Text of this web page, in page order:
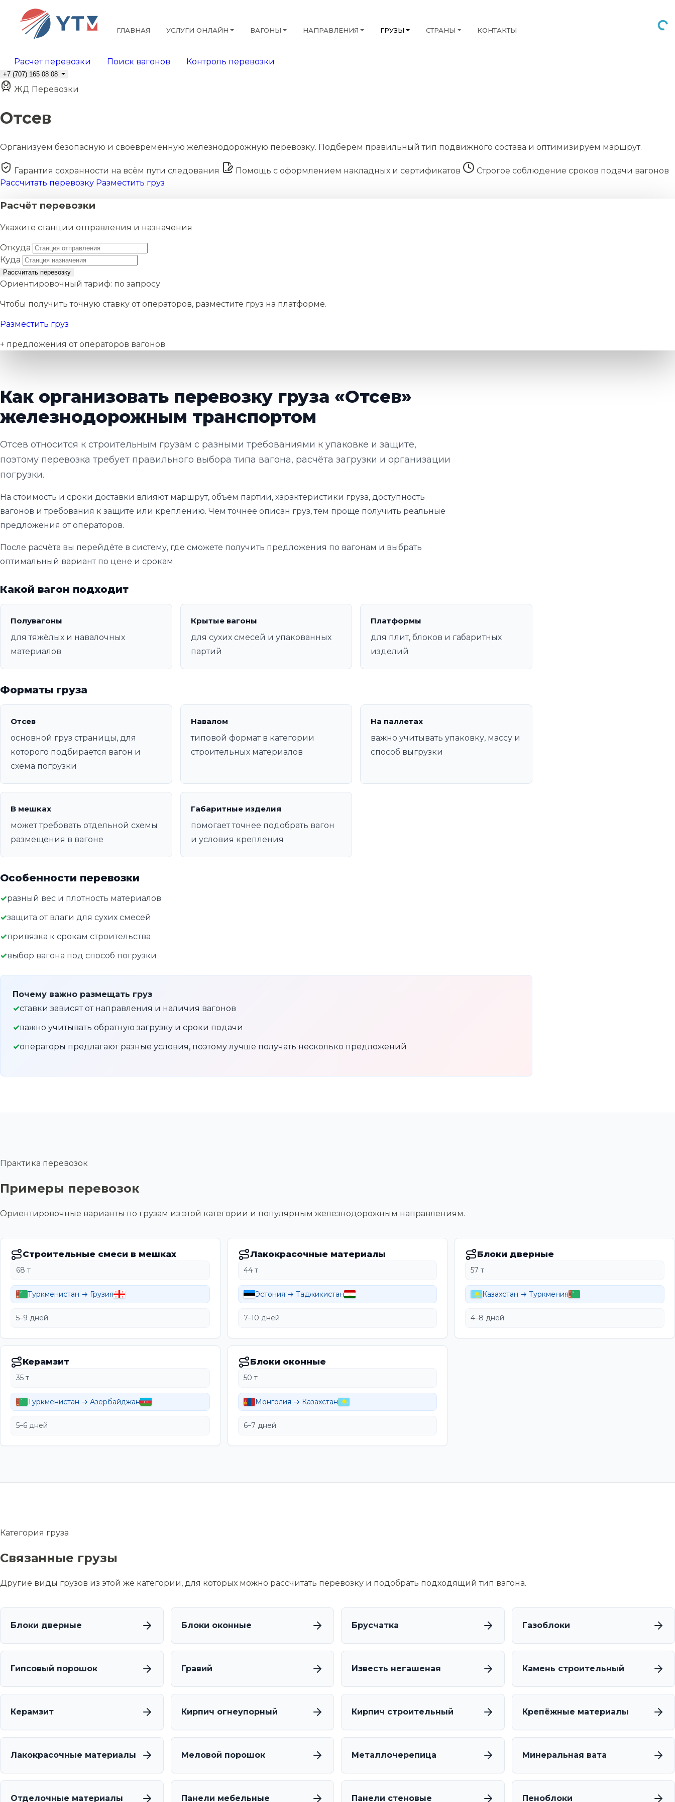
ГЛАВНАЯ УСЛУГИ ОНЛАЙН ВАГОНЫ НАПРАВЛЕНИЯ ГРУЗЫ СТРАНЫ КОНТАКТЫ
Расчет перевозки Поиск вагонов Контроль перевозки
+7 (707) 165 08 08
ЖД Перевозки
Отсев
Организуем безопасную и своевременную железнодорожную перевозку. Подберём правильный тип подвижного состава и оптимизируем маршрут.
Гарантия сохранности на всём пути следования Помощь с оформлением накладных и сертификатов
Строгое соблюдение сроков подачи вагонов
Рассчитать перевозку Разместить груз
Расчёт перевозки
Укажите станции отправления и назначения
Откуда
Куда
Рассчитать перевозку
Ориентировочный тариф: по запросу
Чтобы получить точную ставку от операторов, разместите груз на платформе.
Разместить груз
+ предложения от операторов вагонов
Как организовать перевозку груза «Отсев»
железнодорожным транспортом
Отсев относится к строительным грузам с разными требованиями к упаковке и защите,
поэтому перевозка требует правильного выбора типа вагона, расчёта загрузки и организации
погрузки.
На стоимость и сроки доставки влияют маршрут, объём партии, характеристики груза, доступность
вагонов и требования к защите или креплению. Чем точнее описан груз, тем проще получить реальные
предложения от операторов.
После расчёта вы перейдёте в систему, где сможете получить предложения по вагонам и выбрать
оптимальный вариант по цене и срокам.
Какой вагон подходит
Полувагоны
для тяжёлых и навалочных
материалов
Крытые вагоны
для сухих смесей и упакованных
партий
Платформы
для плит, блоков и габаритных
изделий
Форматы груза
Отсев
основной груз страницы, для
которого подбирается вагон и
схема погрузки
Навалом
типовой формат в категории
строительных материалов
На паллетах
важно учитывать упаковку, массу и
способ выгрузки
В мешках
может требовать отдельной схемы
размещения в вагоне
Габаритные изделия
помогает точнее подобрать вагон
и условия крепления
Особенности перевозки
разный вес и плотность материалов
защита от влаги для сухих смесей
привязка к срокам строительства
выбор вагона под способ погрузки
Почему важно размещать груз
ставки зависят от направления и наличия вагонов
важно учитывать обратную загрузку и сроки подачи
операторы предлагают разные условия, поэтому лучше получать несколько предложений
Практика перевозок
Примеры перевозок
Ориентировочные варианты по грузам из этой категории и популярным железнодорожным направлениям.
Строительные смеси в мешках
68 т
Туркменистан → Грузия
5–9 дней
Лакокрасочные материалы
44 т
Эстония → Таджикистан
7–10 дней
Блоки дверные
57 т
Казахстан → Туркмения
4–8 дней
Керамзит
35 т
Туркменистан → Азербайджан
5–6 дней
Блоки оконные
50 т
Монголия → Казахстан
6–7 дней
Категория груза
Связанные грузы
Другие виды грузов из этой же категории, для которых можно рассчитать перевозку и подобрать подходящий тип вагона.
Блоки дверные Блоки оконные Брусчатка Газоблоки
Гипсовый порошок Гравий Известь негашеная Камень строительный
Керамзит Кирпич огнеупорный Кирпич строительный Крепёжные материалы
Лакокрасочные материалы Меловой порошок Металлочерепица Минеральная вата
Отделочные материалы Панели мебельные Панели стеновые Пеноблоки